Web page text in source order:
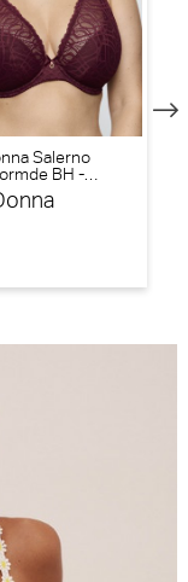
Salerno
BH -
(Evening Red)